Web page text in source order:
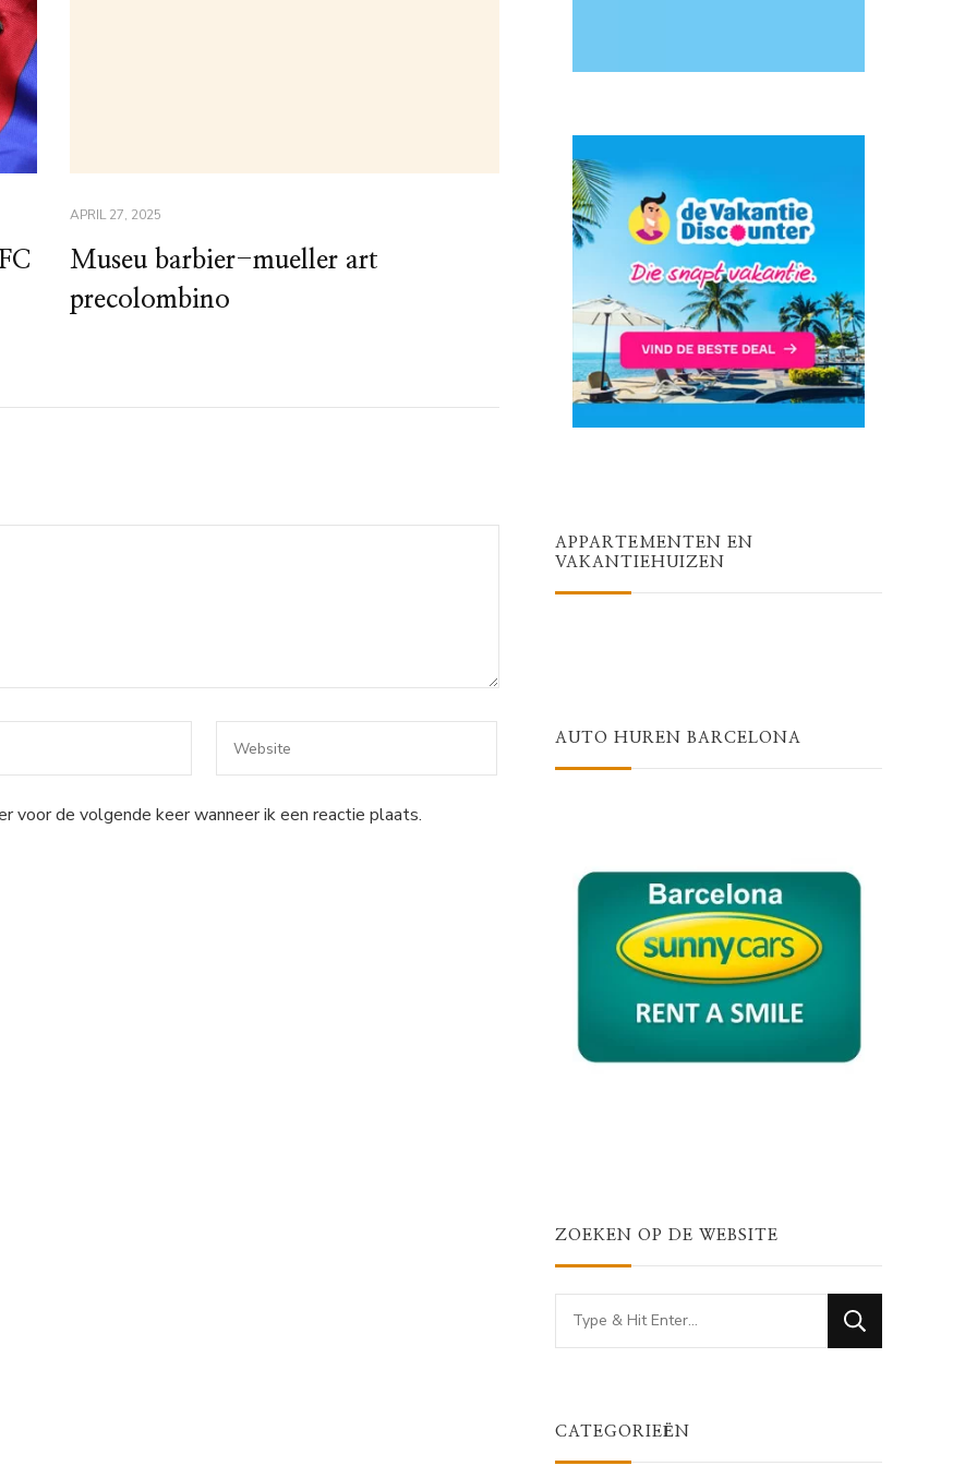
APRIL 27, 2025
Museu barbier-mueller art
precolombino
voor de volgende keer wanneer ik een reactie plaats.
APPARTEMENTEN EN
VAKANTIEHUIZEN
AUTO HUREN BARCELONA
ZOEKEN OP DE WEBSITE
Looking
for
CATEGORIEËN